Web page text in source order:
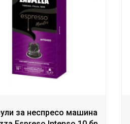
за неспресо машина